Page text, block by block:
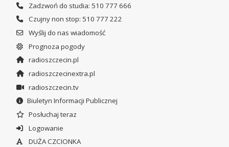
Zadzwoń do studia: 510 777 666
Czujny non stop: 510 777 222
Wyślij do nas wiadomość
Prognoza pogody
radioszczecin.pl
radioszczecinextra.pl
radioszczecin.tv
Biuletyn Informacji Publicznej
Posłuchaj teraz
Logowanie
DUŻA CZCIONKA